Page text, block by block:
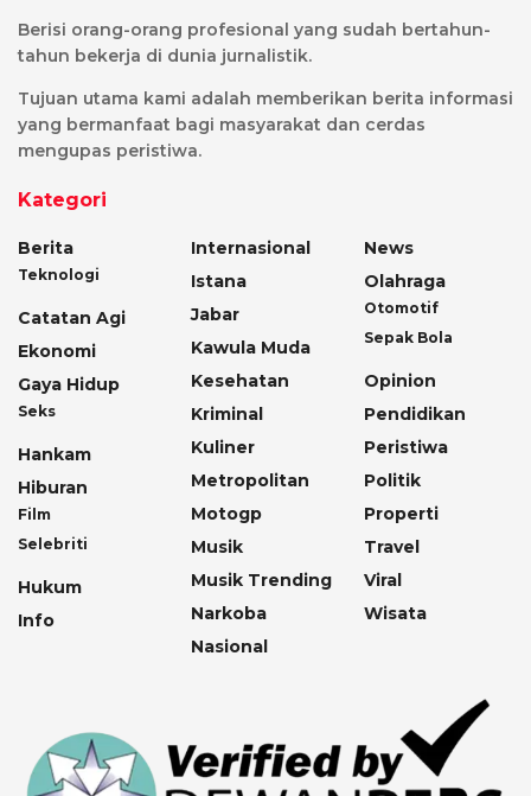
Berisi orang-orang profesional yang sudah bertahun-
tahun bekerja di dunia jurnalistik.
Tujuan utama kami adalah memberikan berita informasi
yang bermanfaat bagi masyarakat dan cerdas
mengupas peristiwa.
Kategori
Berita
Teknologi
Catatan Agi
Ekonomi
Gaya Hidup
Seks
Hankam
Hiburan
Film
Selebriti
Hukum
Info
Internasional
Istana
Jabar
Kawula Muda
Kesehatan
Kriminal
Kuliner
Metropolitan
Motogp
Musik
Musik Trending
Narkoba
Nasional
News
Olahraga
Otomotif
Sepak Bola
Opinion
Pendidikan
Peristiwa
Politik
Properti
Travel
Viral
Wisata